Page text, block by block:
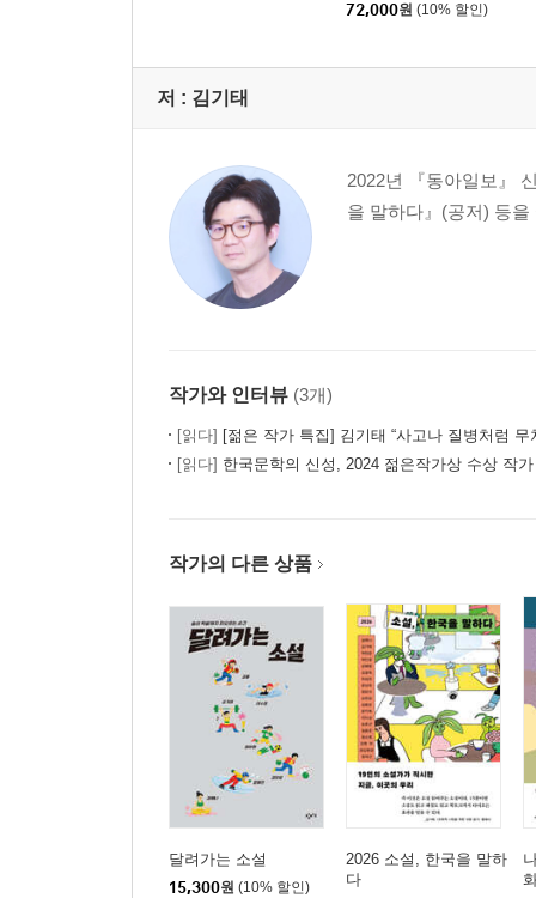
72,000원 (10% 할인)
저 : 김기태
2022년 『동아일보』
을 말하다』(공저) 등
작가와 인터뷰 (3개)
[읽다] [젊은 작가 특집] 김기태 “사고나 질병처럼 무차별적으로 일어나는 일
[읽다] 한국문학의 신성, 2024 젊은작가상 수상 작
작가의 다른 상품
달려가는 소설
15,300원 (10% 할인)
2026 소설, 한국을 말하
다